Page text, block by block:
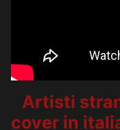
Artisti
cover in